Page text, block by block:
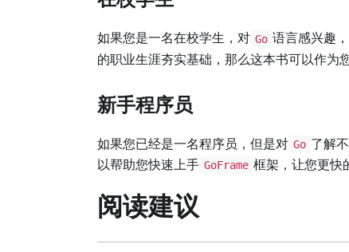
如果您是一名在校学生，对 Go 语言感兴趣
的职业生涯夯实基础，那么这本书可以作为
新手程序员
如果您已经是一名程序员，但是对 Go 了解
以帮助您快速上手 GoFrame 框架，让您更快
阅读建议